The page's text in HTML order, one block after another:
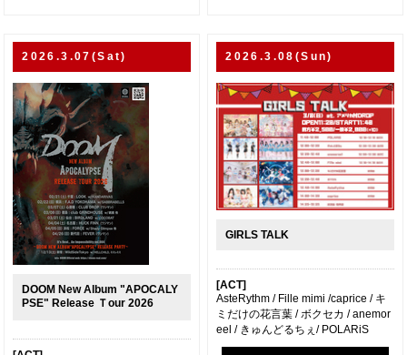
2026.3.07(Sat)
DOOM New Album "APOCALY
PSE" Release Ｔour 2026
2026.3.08(Sun)
GIRLS TALK
[ACT]
AsteRythm / Fille mimi /caprice / キ
ミだけの花言葉 / ボクセカ / anemor
eel / きゅんどるちぇ/ POLARiS